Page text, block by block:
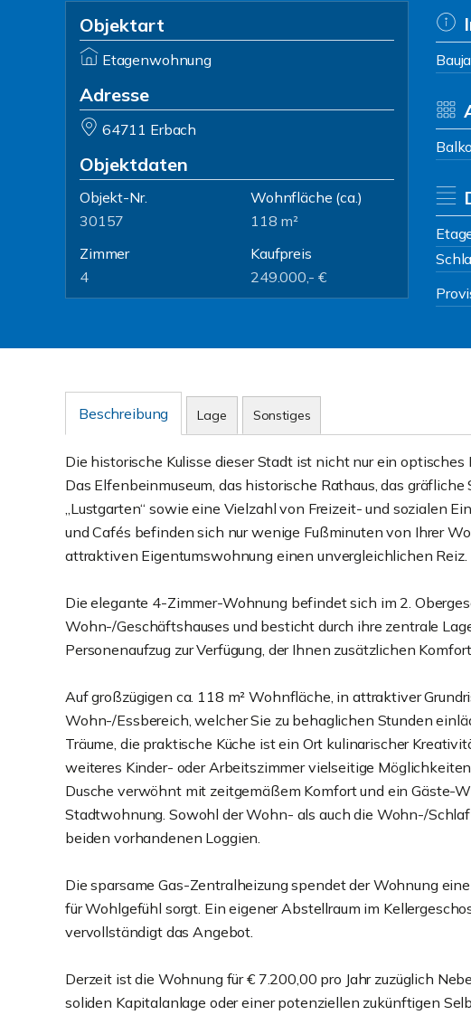
Objektart
Etagenwohnung
Adresse
64711 Erbach
Objektdaten
Objekt-Nr.
30157
Wohnfläche (ca.)
118 m²
Zimmer
4
Kaufpreis
249.000,- €
Beschreibung Lage Sonstiges
Die historische Kulisse dieser Stadt ist nicht nur ein
Das Elfenbeinmuseum, das historische Rathaus, das
„Lustgarten“ sowie eine Vielzahl von Freizeit- und sozialen
und Cafés befinden sich nur wenige Fußminuten von Ihrer
attraktiven Eigentumswohnung einen unvergleichlichen Reiz.
Die elegante 4-Zimmer-Wohnung befindet sich im 2.
Wohn-/Geschäftshauses und besticht durch ihre zentrale
Personenaufzug zur Verfügung, der Ihnen zusätzlichen
Auf großzügigen ca. 118 m² Wohnfläche, in attraktiver
Wohn-/Essbereich, welcher Sie zu behaglichen Stunden
Träume, die praktische Küche ist ein Ort kulinarischer
weiteres Kinder- oder Arbeitszimmer vielseitige
Dusche verwöhnt mit zeitgemäßem Komfort und ein Gäste-
Stadtwohnung. Sowohl der Wohn- als auch die Wohn-/
beiden vorhandenen Loggien.
Die sparsame Gas-Zentralheizung spendet der Wohnung
für Wohlgefühl sorgt. Ein eigener Abstellraum im
vervollständigt das Angebot.
Derzeit ist die Wohnung für € 7.200,00 pro Jahr zuzüglich
soliden Kapitalanlage oder einer potenziellen zukünftigen